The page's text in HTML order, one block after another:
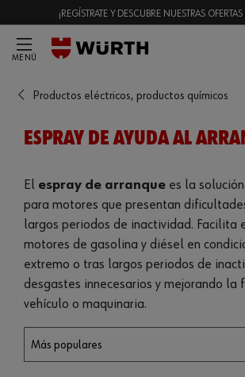
¡REGÍSTRATE Y DESCUBRE NUESTRAS
MENÚ
Productos eléctricos, productos químicos
ESPRAY DE AYUDA AL
El espray de arranque es la
para motores que presentan
largos periodos de inactividad. Facilita
motores de gasolina y diésel en
extremo o tras largos periodos de
desgastes innecesarios y mejorando la
vehículo o maquinaria.